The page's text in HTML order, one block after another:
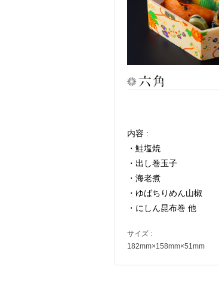
内容 :
・鮭塩焼
・出し巻玉子
・海老煮
・ゆばちりめん山椒
・にしん昆布巻 他
サイズ :
182mm×158mm×51mm